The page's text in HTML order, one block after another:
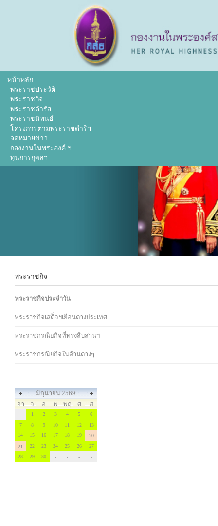
หน้าหลัก
พระราชประวัติ
พระราชกิจ
พระราชดำรัส
พระราชนิพนธ์
โครงการตามพระราชดำริฯ
จดหมายข่าว
กองงานในพระองค์ ฯ
ทุนการกุศลฯ
พระราชกิจ
พระราชกิจประจำวัน
พระราชกิจเสด็จฯเยือนต่างประเทศ
พระราชกรณียกิจที่ทรงสืบสานฯ
พระราชกรณียกิจในด้านต่างๆ
มิถุนายน 2569
อา
จ อ พ พฤ ศ ส
- 1 2 3 4 5
6
7
8 9 10 11 12
13
14
15 16 17 18 19
20
21
22 23 24 25 26
27
28
29 30 - - - -